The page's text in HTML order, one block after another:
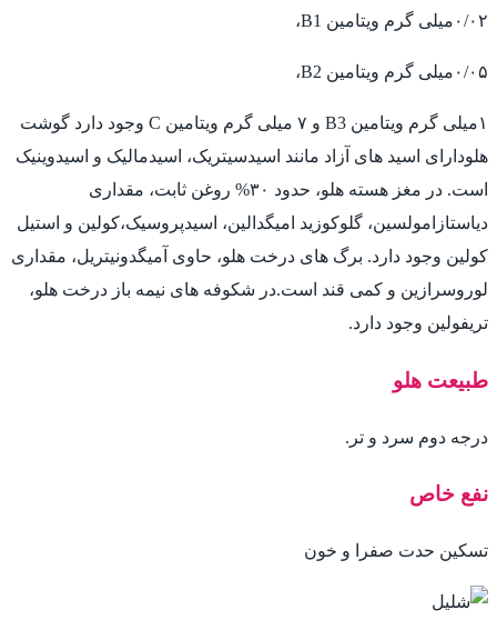
۰/۰۲میلی گرم ویتامین B1،
۰/۰۵میلی گرم ویتامین B2،
۱میلی گرم ویتامین B3 و ۷ میلی گرم ویتامین C وجود دارد گوشت
هلودارای اسید های آزاد مانند اسیدسیتریک، اسیدمالیک و اسیدوینیک
است. در مغز هسته هلو، حدود ۳۰% روغن ثابت، مقداری
دیاستازامولسین، گلوکوزید امیگدالین، اسیدپروسیک،کولین و استیل
کولین وجود دارد. برگ های درخت هلو، حاوی آمیگدونیتریل، مقداری
لوروسرازین و کمی قند است.در شکوفه های نیمه باز درخت هلو،
تریفولین وجود دارد.
طبیعت هلو
درجه دوم سرد و تر.
نفع خاص
تسکین حدت صفرا و خون